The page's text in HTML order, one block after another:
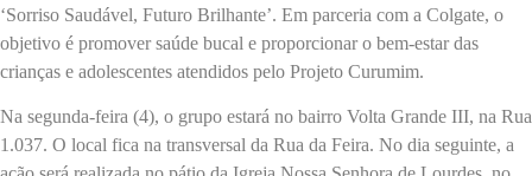
‘Sorriso Saudável, Futuro Brilhante’. Em parceria com a Colgate, o
objetivo é promover saúde bucal e proporcionar o bem-estar das
crianças e adolescentes atendidos pelo Projeto Curumim.
Na segunda-feira (4), o grupo estará no bairro Volta Grande III, na Rua
1.037. O local fica na transversal da Rua da Feira. No dia seguinte, a